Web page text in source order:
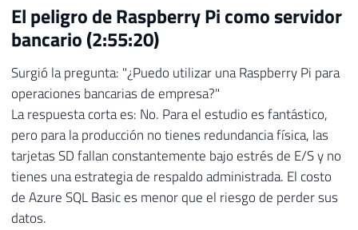
El peligro de Raspberry Pi como servidor
bancario (2:55:20)
Surgió la pregunta: "¿Puedo utilizar una Raspberry Pi para
operaciones bancarias de empresa?"
La respuesta corta es: No. Para el estudio es fantástico,
pero para la producción no tienes redundancia física, las
tarjetas SD fallan constantemente bajo estrés de E/S y no
tienes una estrategia de respaldo administrada. El costo
de Azure SQL Basic es menor que el riesgo de perder sus
datos.